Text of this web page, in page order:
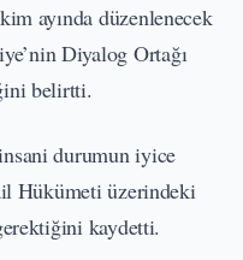
ayında düzenlenecek
Diyalog Ortağı
belirtti.
durumun iyice
Hükümeti üzerindeki
kaydetti.